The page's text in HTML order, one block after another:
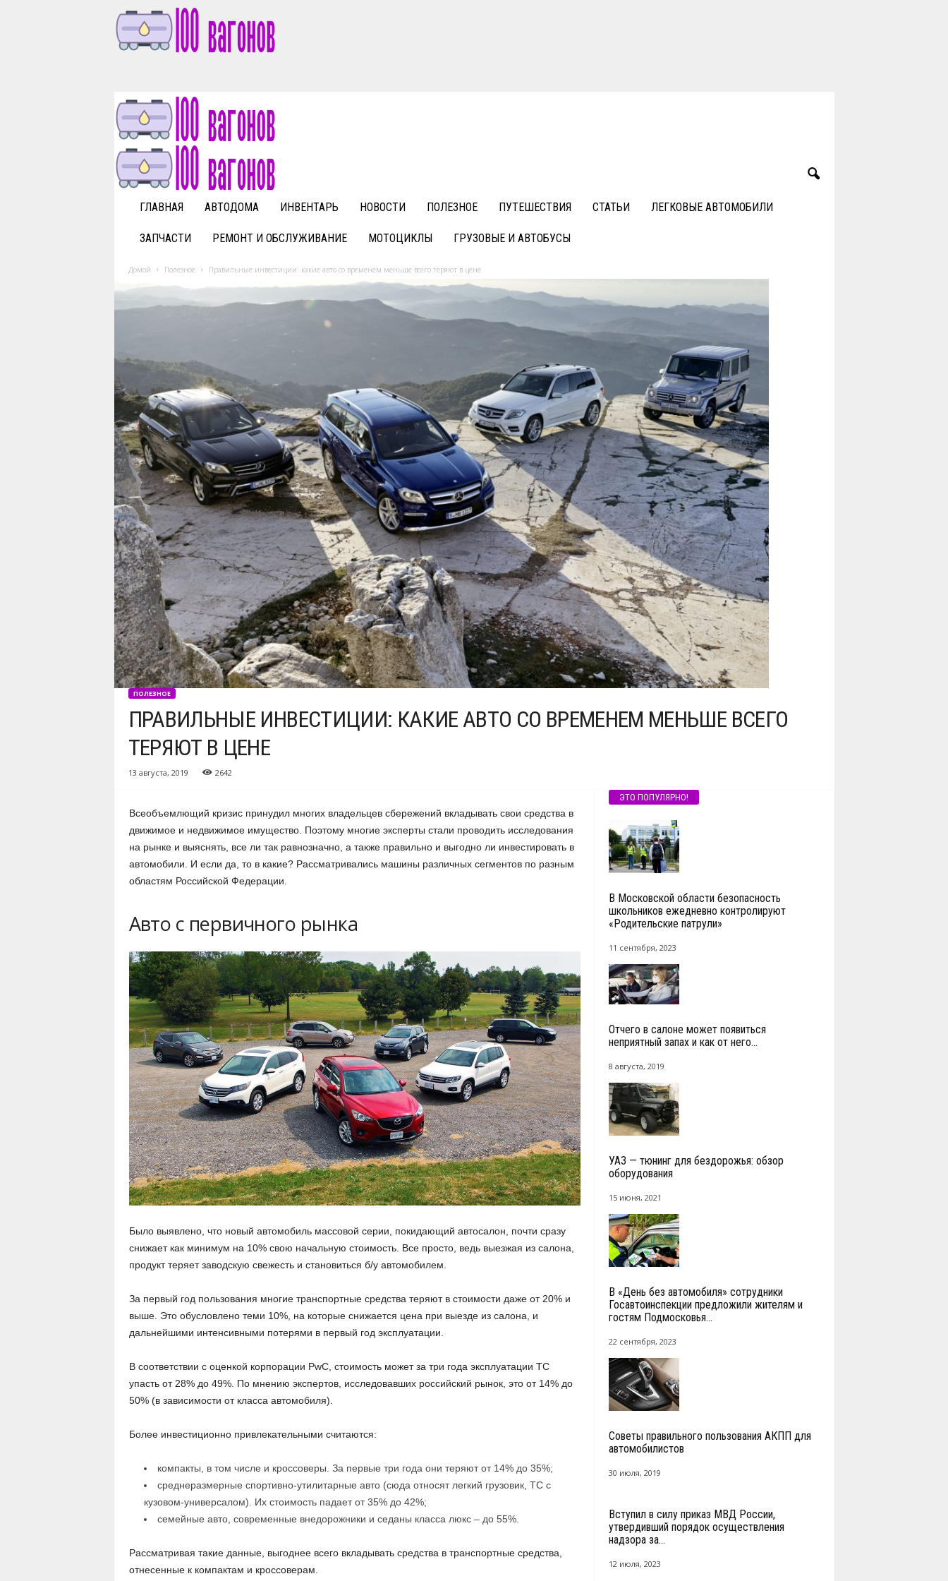
v
a
n
o
ГЛАВНАЯ АВТОДОМА ИНВЕНТАРЬ НОВОСТИ ПОЛЕЗНОЕ ПУТЕШЕСТВИЯ СТАТЬИ ЛЕГКОВЫЕ АВТОМОБИЛИ
ЗАПЧАСТИ РЕМОНТ И ОБСЛУЖИВАНИЕ МОТОЦИКЛЫ ГРУЗОВЫЕ И АВТОБУСЫ
Домой Полезное Правильные инвестиции: какие авто со временем меньше всего теряют в цене
ПОЛЕЗНОЕ
ПРАВИЛЬНЫЕ ИНВЕСТИЦИИ: КАКИЕ АВТО СО ВРЕМЕНЕМ МЕНЬШЕ ВСЕГО
ТЕРЯЮТ В ЦЕНЕ
13 августа, 2019 2642
Всеобъемлющий кризис принудил многих владельцев сбережений вкладывать свои средства в
движимое и недвижимое имущество. Поэтому многие эксперты стали проводить исследования
на рынке и выяснять, все ли так равнозначно, а также правильно и выгодно ли инвестировать в
автомобили. И если да, то в какие? Рассматривались машины различных сегментов по разным
областям Российской Федерации.
Авто с первичного рынка
Было выявлено, что новый автомобиль массовой серии, покидающий автосалон, почти сразу
снижает как минимум на 10% свою начальную стоимость. Все просто, ведь выезжая из салона,
продукт теряет заводскую свежесть и становиться б/у автомобилем.
За первый год пользования многие транспортные средства теряют в стоимости даже от 20% и
выше. Это обусловлено теми 10%, на которые снижается цена при выезде из салона, и
дальнейшими интенсивными потерями в первый год эксплуатации.
В соответствии с оценкой корпорации PwC, стоимость может за три года эксплуатации ТС
упасть от 28% до 49%. По мнению экспертов, исследовавших российский рынок, это от 14% до
50% (в зависимости от класса автомобиля).
Более инвестиционно привлекательными считаются:
компакты, в том числе и кроссоверы. За первые три года они теряют от 14% до 35%;
среднеразмерные спортивно-утилитарные авто (сюда относят легкий грузовик, ТС с
кузовом-универсалом). Их стоимость падает от 35% до 42%;
семейные авто, современные внедорожники и седаны класса люкс – до 55%.
Рассматривая такие данные, выгоднее всего вкладывать средства в транспортные средства,
отнесенные к компактам и кроссоверам.
ЭТО ПОПУЛЯРНО!
В Московской области безопасность
школьников ежедневно контролируют
«Родительские патрули»
11 сентября, 2023
Отчего в салоне может появиться
неприятный запах и как от него...
8 августа, 2019
УАЗ — тюнинг для бездорожья: обзор
оборудования
15 июня, 2021
В «День без автомобиля» сотрудники
Госавтоинспекции предложили жителям и
гостям Подмосковья...
22 сентября, 2023
Советы правильного пользования АКПП для
автомобилистов
30 июля, 2019
Вступил в силу приказ МВД России,
утвердивший порядок осуществления
надзора за...
12 июля, 2023